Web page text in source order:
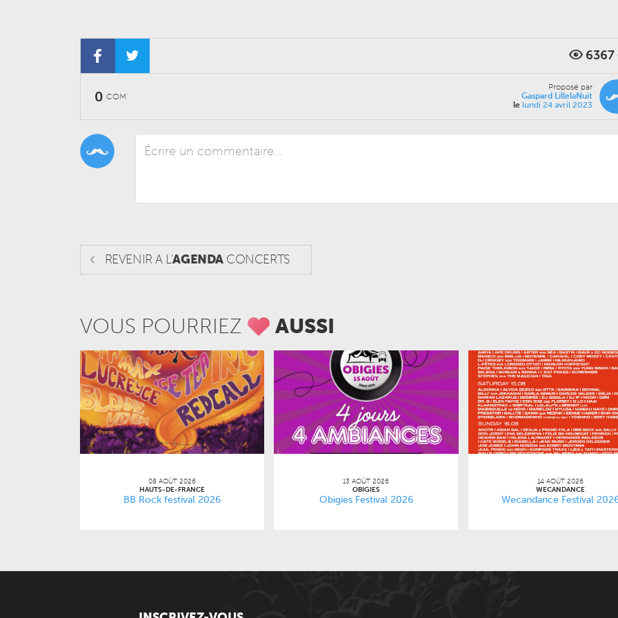
6367
0 COM'
Proposé par
Gaspard LillelaNuit
le lundi 24 avril 2023
REVENIR A L'AGENDACONCERTS
VOUS POURRIEZ AUSSI
08 AOÛT 2026
HAUTS-DE-FRANCE
BB Rock festival 2026
13 AOÛT 2026
OBIGIES
Obigies Festival 2026
14 AOÛT 2026
WECANDANCE
Wecandance Festival